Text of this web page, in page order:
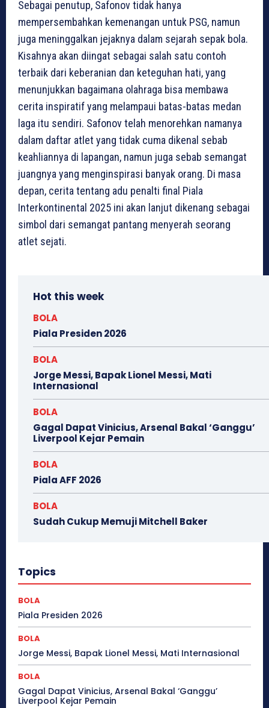
Sebagai penutup, Safonov tidak hanya
mempersembahkan kemenangan untuk PSG, namun
juga meninggalkan jejaknya dalam sejarah sepak bola.
Kisahnya akan diingat sebagai salah satu contoh
terbaik dari keberanian dan keteguhan hati, yang
menunjukkan bagaimana olahraga bisa membawa
cerita inspiratif yang melampaui batas-batas medan
laga itu sendiri. Safonov telah menorehkan namanya
dalam daftar atlet yang tidak cuma dikenal sebab
keahliannya di lapangan, namun juga sebab semangat
juangnya yang menginspirasi banyak orang. Di masa
depan, cerita tentang adu penalti final Piala
Interkontinental 2025 ini akan lanjut dikenang sebagai
simbol dari semangat pantang menyerah seorang
atlet sejati.
Hot this week
BOLA
Piala Presiden 2026
BOLA
Jorge Messi, Bapak Lionel Messi, Mati
Internasional
BOLA
Gagal Dapat Vinicius, Arsenal Bakal ‘Ganggu’
Liverpool Kejar Pemain
BOLA
Piala AFF 2026
BOLA
Sudah Cukup Memuji Mitchell Baker
Topics
BOLA
Piala Presiden 2026
BOLA
Jorge Messi, Bapak Lionel Messi, Mati Internasional
BOLA
Gagal Dapat Vinicius, Arsenal Bakal ‘Ganggu’
Liverpool Kejar Pemain